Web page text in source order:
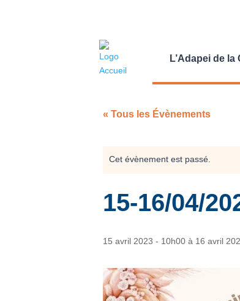
L’Adapei de la
« Tous les Évènements
Cet évènement est passé.
15-16/04/
15 avril 2023 - 10h00 à 16 avril